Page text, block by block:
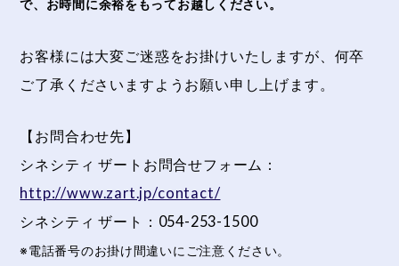
で、お時間に余裕をもってお越しください。
お客様には大変ご迷惑をお掛けいたしますが、何卒
ご了承くださいますようお願い申し上げます。
【お問合わせ先】
シネシティ ザートお問合せフォーム：
http://www.zart.jp/contact/
シネシティ ザート：054-253-1500
※電話番号のお掛け間違いにご注意ください。